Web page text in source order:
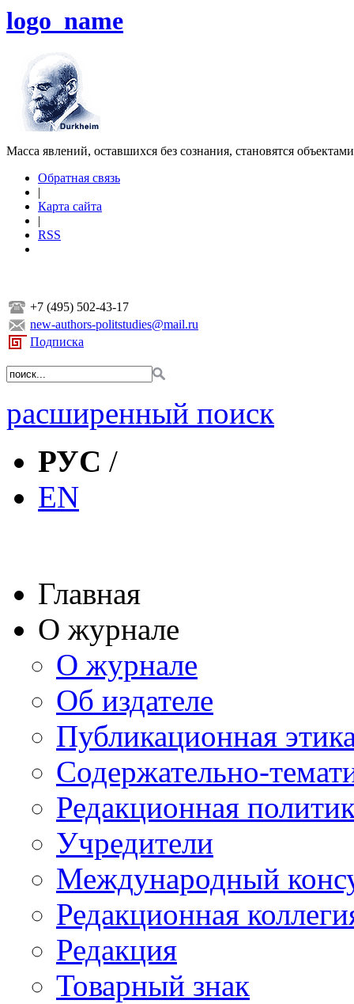
logo_name
Масса явлений, оставшихся без сознания, становятся
Обратная связь
|
Карта сайта
|
RSS
+7 (495) 502-43-17
new-authors-politstudies@mail.ru
Подписка
расширенный поиск
РУС /
EN
Главная
О журнале
О журнале
Об издателе
Публикационная
Содержательно-
Редакционная
Учредители
Международный
Редакционная
Редакция
Товарный знак